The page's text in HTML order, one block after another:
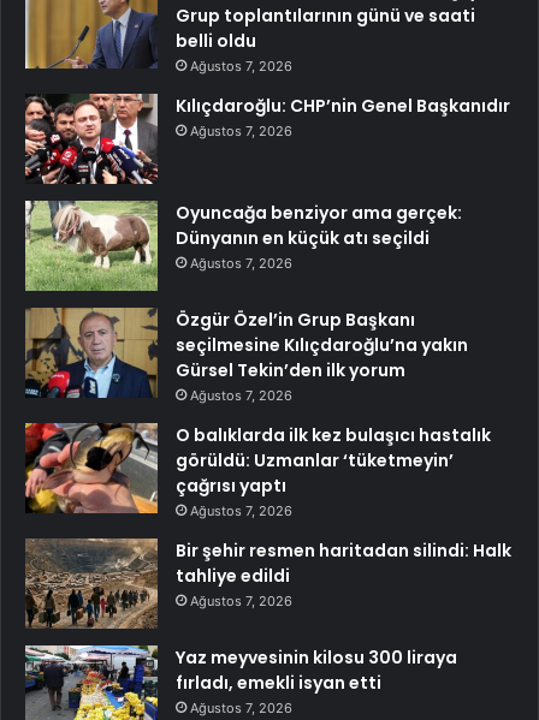
Grup toplantılarının günü ve saati
belli oldu
Ağustos 7, 2026
Kılıçdaroğlu: CHP’nin Genel Başkanıdır
Ağustos 7, 2026
Oyuncağa benziyor ama gerçek:
Dünyanın en küçük atı seçildi
Ağustos 7, 2026
Özgür Özel’in Grup Başkanı
seçilmesine Kılıçdaroğlu’na yakın
Gürsel Tekin’den ilk yorum
Ağustos 7, 2026
O balıklarda ilk kez bulaşıcı hastalık
görüldü: Uzmanlar ‘tüketmeyin’
çağrısı yaptı
Ağustos 7, 2026
Bir şehir resmen haritadan silindi: Halk
tahliye edildi
Ağustos 7, 2026
Yaz meyvesinin kilosu 300 liraya
fırladı, emekli isyan etti
Ağustos 7, 2026